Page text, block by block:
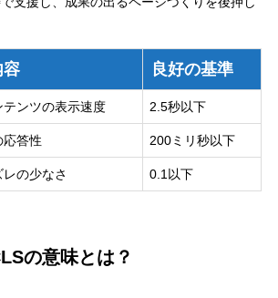
容 良好の基準
テンツの表示速度 2.5秒以下
応答性 200ミリ秒以下
の少なさ 0.1以下
の意味とは？